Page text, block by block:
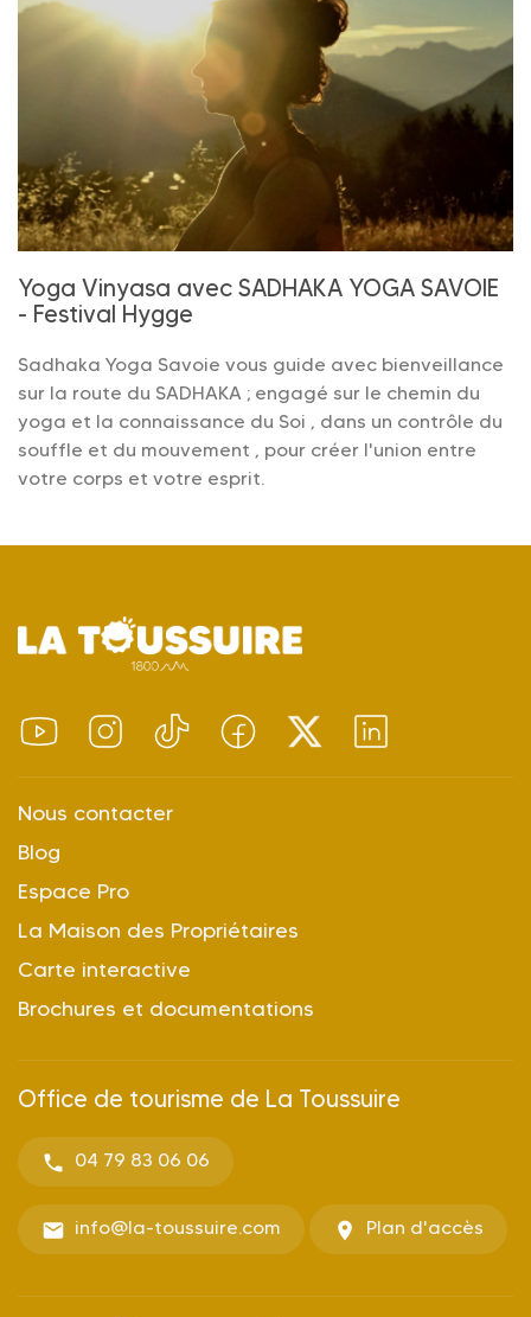
Yoga Vinyasa avec SADHAKA YOGA SAVOIE
- Festival Hygge
Sadhaka Yoga Savoie vous guide avec bienveillance
sur la route du SADHAKA ; engagé sur le chemin du
yoga et la connaissance du Soi , dans un contrôle du
souffle et du mouvement , pour créer l'union entre
votre corps et votre esprit.
Nous contacter
Blog
Espace Pro
La Maison des Propriétaires
Carte interactive
Brochures et documentations
Office de tourisme de La Toussuire
04 79 83 06 06
info@la-toussuire.com Plan d'accès